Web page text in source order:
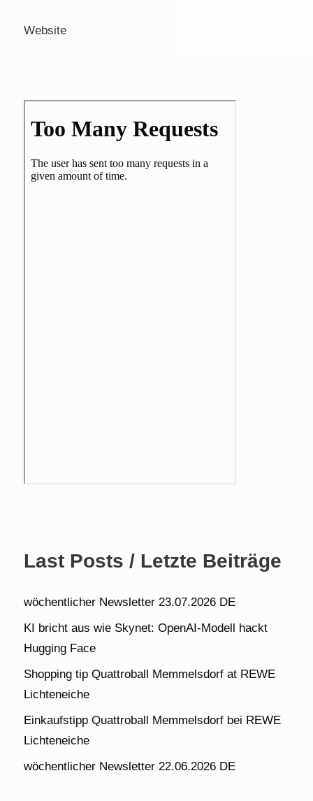
Website
Last Posts / Letzte Beiträge
wöchentlicher Newsletter 23.07.2026 DE
KI bricht aus wie Skynet: OpenAI-Modell hackt
Hugging Face
Shopping tip Quattroball Memmelsdorf at REWE
Lichteneiche
Einkaufstipp Quattroball Memmelsdorf bei REWE
Lichteneiche
wöchentlicher Newsletter 22.06.2026 DE